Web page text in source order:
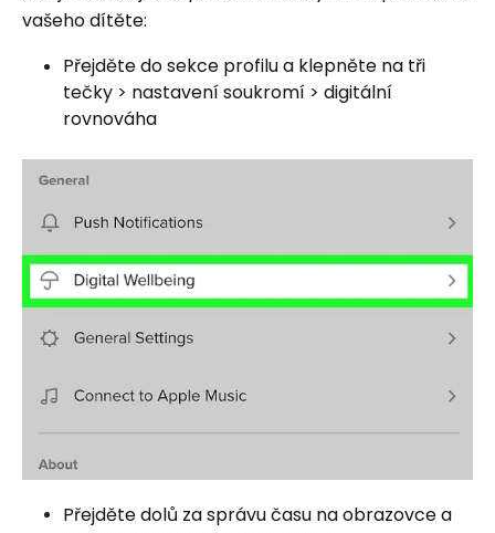
vašeho dítěte:
Přejděte do sekce profilu a klepněte na tři
tečky > nastavení soukromí > digitální
rovnováha
Přejděte dolů za správu času na obrazovce a